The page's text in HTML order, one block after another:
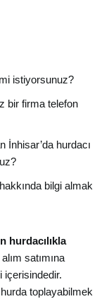
istiyorsunuz?
bir firma telefon
İnhisar’da hurdacı
bilgi almak
hurdacılıkla
satımına
içerisindedir.
toplayabilmek